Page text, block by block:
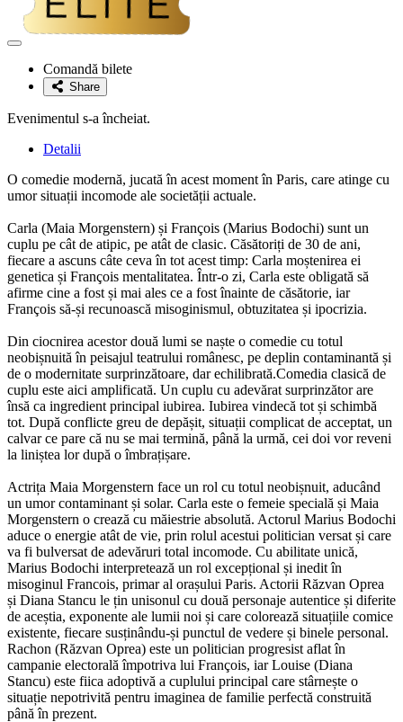
Adaugă
favoriteComandă bilete
Share
Evenimentul s-a încheiat.
Detalii
O comedie modernă, jucată în acest moment în Paris, care atinge cu
umor situații incomode ale societății actuale.
Carla (Maia Morgenstern) și François (Marius Bodochi) sunt un
cuplu pe cât de atipic, pe atât de clasic. Căsătoriți de 30 de ani,
fiecare a ascuns câte ceva în tot acest timp: Carla moștenirea ei
genetica și François mentalitatea. Într-o zi, Carla este obligată să
afirme cine a fost și mai ales ce a fost înainte de căsătorie, iar
François să-și recunoască misoginismul, obtuzitatea și ipocrizia.
Din ciocnirea acestor două lumi se naște o comedie cu totul
neobișnuită în peisajul teatrului românesc, pe deplin contaminantă și
de o modernitate surprinzătoare, dar echilibrată.Comedia clasică de
cuplu este aici amplificată. Un cuplu cu adevărat surprinzător are
însă ca ingredient principal iubirea. Iubirea vindecă tot și schimbă
tot. După conflicte greu de depășit, situații complicat de acceptat, un
calvar ce pare că nu se mai termină, până la urmă, cei doi vor reveni
la liniștea lor după o îmbrațișare.
Actrița Maia Morgenstern face un rol cu totul neobișnuit, aducând
un umor contaminant și solar. Carla este o femeie specială și Maia
Morgenstern o crează cu măiestrie absolută. Actorul Marius Bodochi
aduce o energie atât de vie, prin rolul acestui politician versat și care
va fi bulversat de adevăruri total incomode. Cu abilitate unică,
Marius Bodochi interpretează un rol excepțional și inedit în
misoginul Francois, primar al orașului Paris. Actorii Răzvan Oprea
și Diana Stancu le țin unisonul cu două personaje autentice și diferite
de aceștia, exponente ale lumii noi și care colorează situațiile comice
existente, fiecare susținându-și punctul de vedere și binele personal.
Rachon (Răzvan Oprea) este un politician progresist aflat în
campanie electorală împotriva lui François, iar Louise (Diana
Stancu) este fiica adoptivă a cuplului principal care stârnește o
situație nepotrivită pentru imaginea de familie perfectă construită
până în prezent.